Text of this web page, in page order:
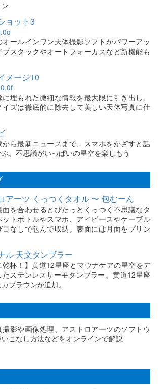
ョット3
オールインワン天体撮影ソフトがパワーアッ
ブスタックやオートフォーカスなど新機能も
メージ10
埋もれた微細な情報を最大限に引き出し、
イズは徹底的に除去して美しい天体写真に仕
から最新ニュースまで、スマホをかざすと話
。不思議がいっぱいの星空を楽しもう
アーツ くっつくタオル 〜 包むーん
面を合わせるとぴたっとくっつく不思議なタ
ットボトルやスマホ、アイピースやケーブル
目なしで包んで収納。表面には月面をプリン
ル 天文タンブラー
乾杯！】黄道12星座とマウナケアの星空をデ
たステンレスサーモタンブラー。黄道12星座
ブラウンが追加。
撮影や画像処理、アストロアーツのソフトウ
いこなし方法などをオンラインで解説